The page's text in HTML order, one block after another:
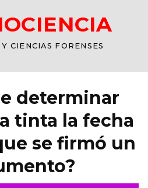
CIENCIAS FORENSES
determinar
tinta la fecha
se firmó un